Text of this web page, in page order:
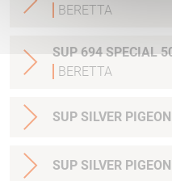
BERETTA
SUP 694 SPECIAL
BERETTA
SUP SILVER
SUP SILVER